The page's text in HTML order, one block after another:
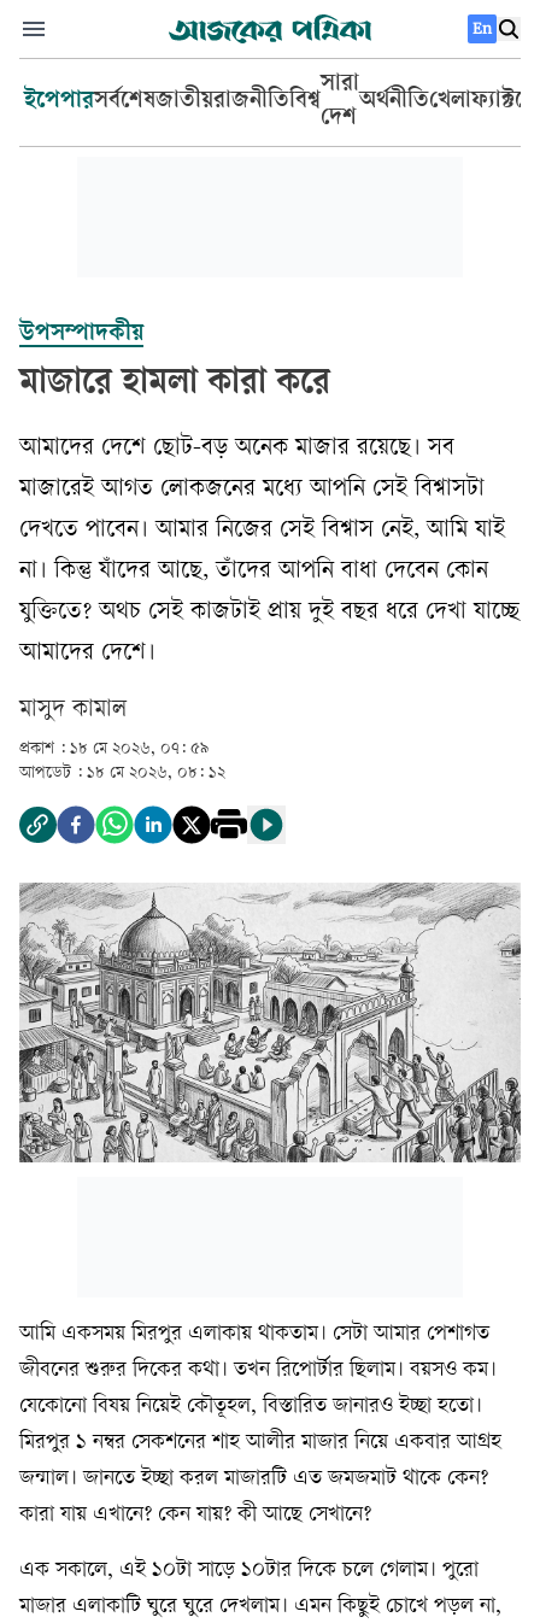
En
ইপেপারসর্বশেষজাতীয়রাজনীতিবিশ্ব
সারা
দেশ
অর্থনীতিখেলা
উপসম্পাদকীয়
মাজারে হামলা কারা করে
আমাদের দেশে ছোট-বড় অনেক মাজার রয়েছে। সব
মাজারেই আগত লোকজনের মধ্যে আপনি সেই বিশ্বাসটা
দেখতে পাবেন। আমার নিজের সেই বিশ্বাস নেই, আমি যাই
না। কিন্তু যাঁদের আছে, তাঁদের আপনি বাধা দেবেন কোন
যুক্তিতে? অথচ সেই কাজটাই প্রায় দুই বছর ধরে দেখা যাচ্ছে
আমাদের দেশে।
মাসুদ কামাল
প্রকাশ : ১৮ মে ২০২৬, ০৭: ৫৯
আপডেট : ১৮ মে ২০২৬, ০৮: ১২
আমি একসময় মিরপুর এলাকায় থাকতাম। সেটা আমার পেশাগত
জীবনের শুরুর দিকের কথা। তখন রিপোর্টার ছিলাম। বয়সও কম।
যেকোনো বিষয় নিয়েই কৌতূহল, বিস্তারিত জানারও ইচ্ছা হতো।
মিরপুর ১ নম্বর সেকশনের শাহ আলীর মাজার নিয়ে একবার আগ্রহ
জন্মাল। জানতে ইচ্ছা করল মাজারটি এত জমজমাট থাকে কেন?
কারা যায় এখানে? কেন যায়? কী আছে সেখানে?
এক সকালে, এই ১০টা সাড়ে ১০টার দিকে চলে গেলাম। পুরো
মাজার এলাকাটি ঘুরে ঘুরে দেখলাম। এমন কিছুই চোখে পড়ল না,